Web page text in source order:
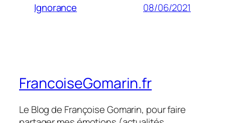
Ignorance 08/06/2021
FrancoiseGomarin.fr
Le Blog de Françoise Gomarin, pour faire